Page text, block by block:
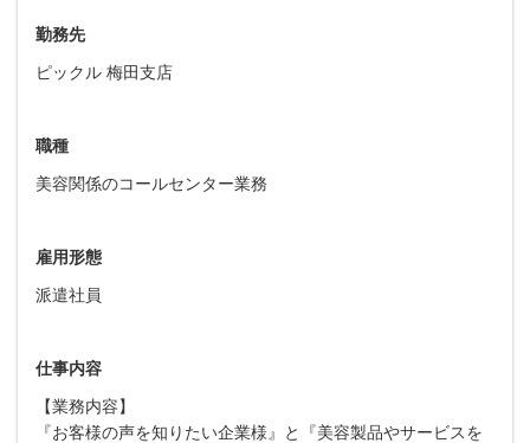
勤務先
ピックル 梅田支店
職種
美容関係のコールセンター業務
雇用形態
派遣社員
仕事内容
【業務内容】
『お客様の声を知りたい企業様』と『美容製品やサービスを